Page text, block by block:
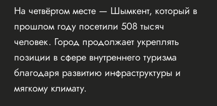
На четвёртом месте — Шымкент, который в
прошлом году посетили 508 тысяч
человек. Город продолжает укреплять
позиции в сфере внутреннего туризма
благодаря развитию инфраструктуры и
мягкому климату.